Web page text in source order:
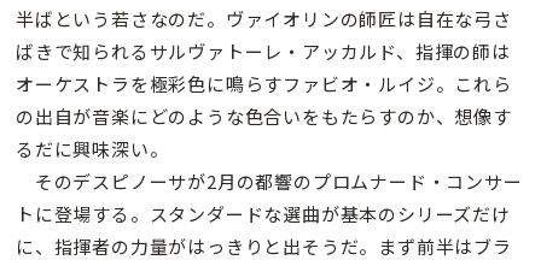
半ばという若さなのだ。ヴァイオリンの師匠は自在な弓さ
ばきで知られるサルヴァトーレ・アッカルド、指揮の師は
オーケストラを極彩色に鳴らすファビオ・ルイジ。これら
の出自が音楽にどのような色合いをもたらすのか、想像す
るだに興味深い。
そのデスピノーサが2月の都響のプロムナード・コンサー
トに登場する。スタンダードな選曲が基本のシリーズだけ
に、指揮者の力量がはっきりと出そうだ。まず前半はブラ